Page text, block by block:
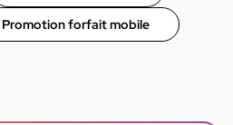
Promotion forfait mobile